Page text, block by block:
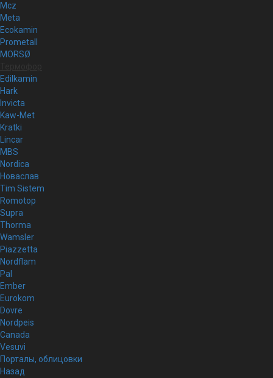
Mcz
Meta
Ecokamin
Prometall
MORSØ
Edilkamin
Hark
Invicta
Kaw-Met
Kratki
Lincar
MBS
Nordica
Новаслав
Tim Sistem
Romotop
Supra
Thorma
Wamsler
Piazzetta
Nordflam
Pal
Ember
Eurokom
Dovre
Nordpeis
Canada
Vesuvi
Порталы, облицовки
Назад